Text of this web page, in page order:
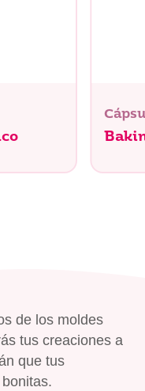
de los moldes
tus creaciones a
que tus